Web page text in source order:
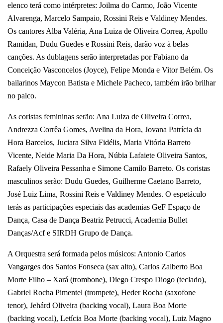
elenco terá como intérpretes: Joilma do Carmo, João Vicente
Alvarenga, Marcelo Sampaio, Rossini Reis e Valdiney Mendes.
Os cantores Alba Valéria, Ana Luiza de Oliveira Correa, Apollo
Ramidan, Dudu Guedes e Rossini Reis, darão voz à belas
canções. As dublagens serão interpretadas por Fabiano da
Conceição Vasconcelos (Joyce), Felipe Monda e Vitor Belém. Os
bailarinos Maycon Batista e Michele Pacheco, também irão brilhar
no palco.
As coristas femininas serão: Ana Luiza de Oliveira Correa,
Andrezza Corrêa Gomes, Avelina da Hora, Jovana Patrícia da
Hora Barcelos, Juciara Silva Fidélis, Maria Vitória Barreto
Vicente, Neide Maria Da Hora, Núbia Lafaiete Oliveira Santos,
Rafaely Oliveira Pessanha e Simone Camilo Barreto. Os coristas
masculinos serão: Dudu Guedes, Guilherme Caetano Barreto,
José Luiz Lima, Rossini Reis e Valdiney Mendes. O espetáculo
terás as participações especiais das academias GeF Espaço de
Dança, Casa de Dança Beatriz Petrucci, Academia Bullet
Danças/Acf e SIRDH Grupo de Dança.
A Orquestra será formada pelos músicos: Antonio Carlos
Vangarges dos Santos Fonseca (sax alto), Carlos Zalberto Boa
Morte Filho – Xará (trombone), Diego Crespo Diogo (teclado),
Gabriel Rocha Pimentel (trompete), Heder Rocha (saxofone
tenor), Jehárd Oliveira (backing vocal), Laura Boa Morte
(backing vocal), Letícia Boa Morte (backing vocal), Luiz Magno